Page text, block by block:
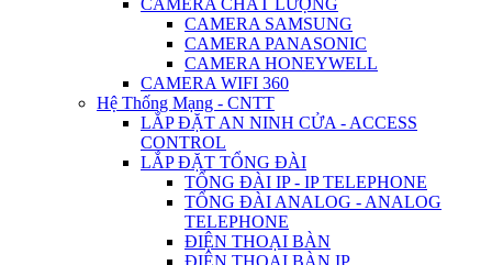
CAMERA CHẤT LƯỢNG
CAMERA SAMSUNG
CAMERA PANASONIC
CAMERA HONEYWELL
CAMERA WIFI 360
Hệ Thống Mạng - CNTT
LẮP ĐẶT AN NINH CỬA - ACCESS
CONTROL
LẮP ĐẶT TỔNG ĐÀI
TỔNG ĐÀI IP - IP TELEPHONE
TỔNG ĐÀI ANALOG - ANALOG
TELEPHONE
ĐIỆN THOẠI BÀN
ĐIỆN THOẠI BÀN IP